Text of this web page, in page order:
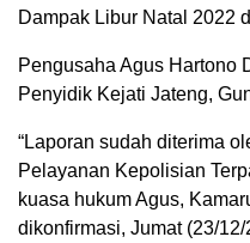
Dampak Libur Natal 2022
Pengusaha Agus Hartono
Penyidik Kejati Jateng,
“Laporan sudah diterima
Pelayanan Kepolisian
kuasa hukum Agus,
dikonfirmasi, Jumat (23/12/